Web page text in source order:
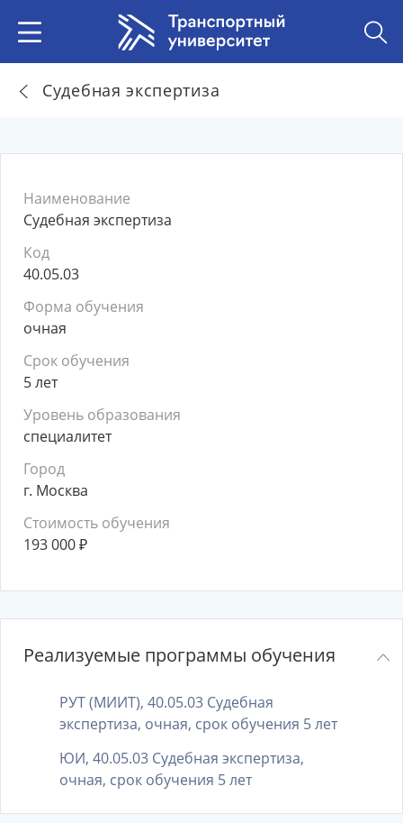
Судебная экспертиза
Наименование
Судебная экспертиза
Код
40.05.03
Форма обучения
очная
Срок обучения
5 лет
Уровень образования
специалитет
Город
г. Москва
Стоимость обучения
193 000₽
Реализуемые программы обучения
РУТ (МИИТ), 40.05.03 Судебная
экспертиза, очная, срок обучения 5 лет
ЮИ, 40.05.03 Судебная экспертиза,
очная, срок обучения 5 лет